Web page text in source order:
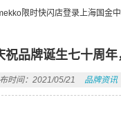
限时快闪店登录上海国金
祝品牌诞生七十周
时间：2021/05/21 品牌资讯